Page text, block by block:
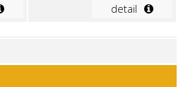
detail